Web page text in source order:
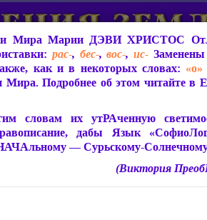
Живое Слово
Статьи, Книги, Видео,
Мира Марии ДЭВИ ХРИСТОС
рас-, бес-,вос-, ис-Заменены
как и в некоторых словах: «о»
Подробнее об этом читайте в
словам их утРАченную
дабы Язык
— Сурьскому-
(Виктория